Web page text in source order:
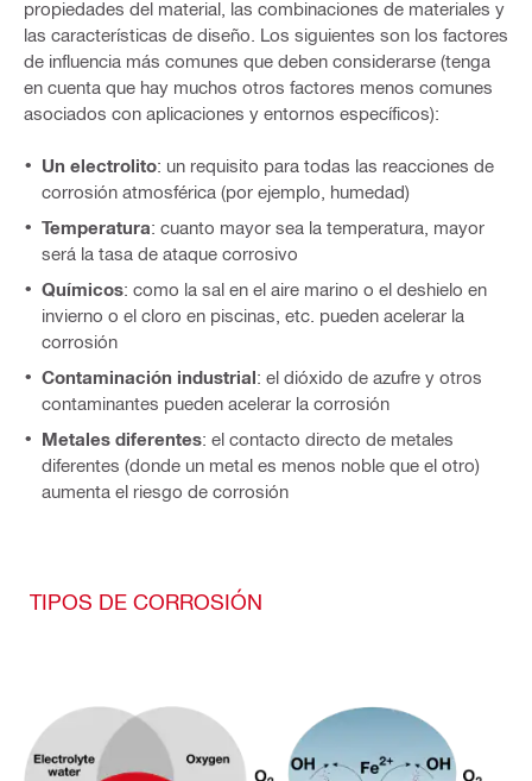
propiedades del material, las combinaciones de materiales y
las características de diseño. Los siguientes son los factores
de influencia más comunes que deben considerarse (tenga
en cuenta que hay muchos otros factores menos comunes
asociados con aplicaciones y entornos específicos):
Un electrolito: un requisito para todas las reacciones de
corrosión atmosférica (por ejemplo, humedad)
Temperatura: cuanto mayor sea la temperatura, mayor
será la tasa de ataque corrosivo
Químicos: como la sal en el aire marino o el deshielo en
invierno o el cloro en piscinas, etc. pueden acelerar la
corrosión
Contaminación industrial: el dióxido de azufre y otros
contaminantes pueden acelerar la corrosión
Metales diferentes: el contacto directo de metales
diferentes (donde un metal es menos noble que el otro)
aumenta el riesgo de corrosión
TIPOS DE CORROSIÓN